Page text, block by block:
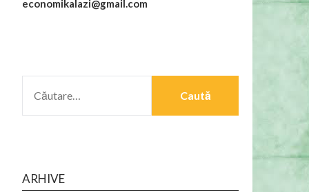
economikalazi@gmail.com
DUPĂ:
ARHIVE